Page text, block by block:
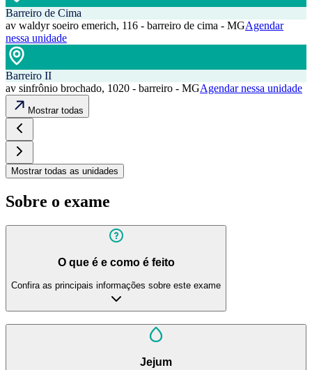
Barreiro de Cima
av waldyr soeiro emerich, 116 - barreiro de cima - MGAgendar
nessa unidade
Barreiro II
av sinfrônio brochado, 1020 - barreiro - MGAgendar nessa unidade
Mostrar todas
Mostrar todas as unidades
Sobre o exame
O que é e como é feito
Confira as principais informações sobre este exame
Jejum